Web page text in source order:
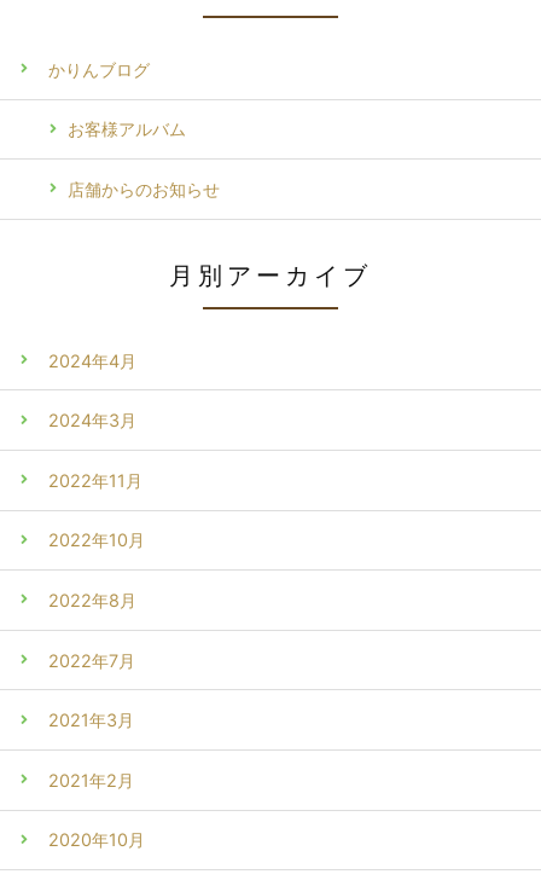
かりんブログ
お客様アルバム
店舗からのお知らせ
月別アーカイブ
2024年4月
2024年3月
2022年11月
2022年10月
2022年8月
2022年7月
2021年3月
2021年2月
2020年10月